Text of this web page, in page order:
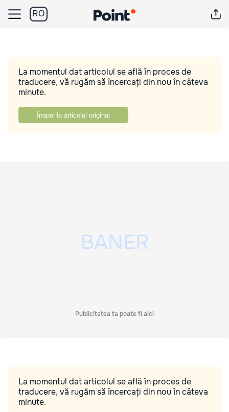
RO
La momentul dat articolul se află în proces de
traducere, vă rugăm să încercați din nou în câteva
minute.
Înapoi la articolul original
Publicitatea ta poate fi aici
La momentul dat articolul se află în proces de
traducere, vă rugăm să încercați din nou în câteva
minute.